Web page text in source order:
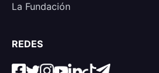
La Fundación
REDES